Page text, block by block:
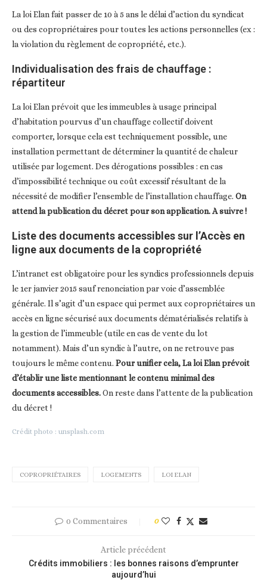
La loi Elan fait passer de 10 à 5 ans le délai d’action du syndicat
ou des copropriétaires pour toutes les actions personnelles (ex :
la violation du règlement de copropriété, etc.).
Individualisation des frais de chauffage :
répartiteur
La loi Elan prévoit que les immeubles à usage principal
d’habitation pourvus d’un chauffage collectif doivent
comporter, lorsque cela est techniquement possible, une
installation permettant de déterminer la quantité de chaleur
utilisée par logement. Des dérogations possibles : en cas
d’impossibilité technique ou coût excessif résultant de la
nécessité de modifier l’ensemble de l’installation chauffage. On
attend la publication du décret pour son application. A suivre !
Liste des documents accessibles sur l’Accès en
ligne aux documents de la copropriété
L’intranet est obligatoire pour les syndics professionnels depuis
le 1er janvier 2015 sauf renonciation par voie d’assemblée
générale. Il s’agit d’un espace qui permet aux copropriétaires un
accès en ligne sécurisé aux documents dématérialisés relatifs à
la gestion de l’immeuble (utile en cas de vente du lot
notamment). Mais d’un syndic à l’autre, on ne retrouve pas
toujours le même contenu. Pour unifier cela, La loi Elan prévoit
d’établir une liste mentionnant le contenu minimal des
documents accessibles.On reste dans l’attente de la publication
du décret !
Crédit photo : unsplash.com
COPROPRIÉTAIRES LOGEMENTS LOI ELAN
0 Commentaires 0
Article précédent
Crédits immobiliers : les bonnes raisons d’emprunter
aujourd’hui